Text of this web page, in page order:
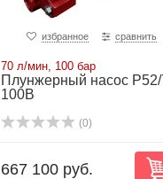
избранное сравнить
70 л/мин, 100 бар
Плунжерный насос
100B
(0)
667 100 руб.